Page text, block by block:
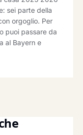
sei parte della
orgoglio. Per
puoi passare da
al Bayern e